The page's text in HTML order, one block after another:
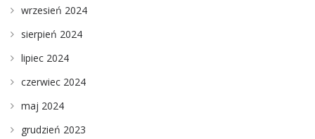
wrzesień 2024
sierpień 2024
lipiec 2024
czerwiec 2024
maj 2024
grudzień 2023